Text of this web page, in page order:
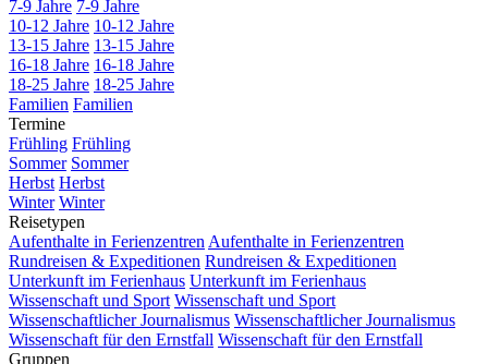
7-9 Jahre 7-9 Jahre
10-12 Jahre 10-12 Jahre
13-15 Jahre 13-15 Jahre
16-18 Jahre 16-18 Jahre
18-25 Jahre 18-25 Jahre
Familien Familien
Termine
Frühling Frühling
Sommer Sommer
Herbst Herbst
Winter Winter
Reisetypen
Aufenthalte in Ferienzentren Aufenthalte in Ferienzentren
Rundreisen & Expeditionen Rundreisen & Expeditionen
Unterkunft im Ferienhaus Unterkunft im Ferienhaus
Wissenschaft und Sport Wissenschaft und Sport
Wissenschaftlicher Journalismus Wissenschaftlicher Journalismus
Wissenschaft für den Ernstfall Wissenschaft für den Ernstfall
Gruppen